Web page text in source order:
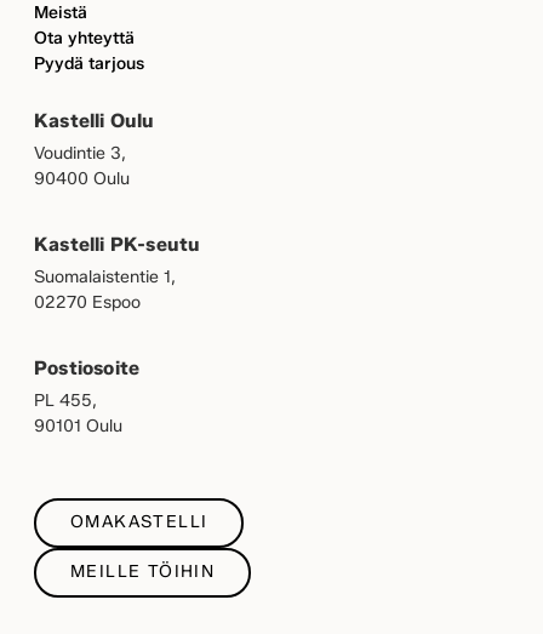
Meistä
Ota yhteyttä
Pyydä tarjous
Kastelli Oulu
Voudintie 3,
90400 Oulu
Kastelli PK-seutu
Suomalaistentie 1,
02270 Espoo
Postiosoite
PL 455,
90101 Oulu
OMAKASTELLI
MEILLE TÖIHIN